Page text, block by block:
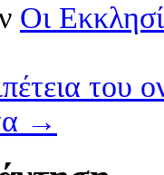
Οι
του
→